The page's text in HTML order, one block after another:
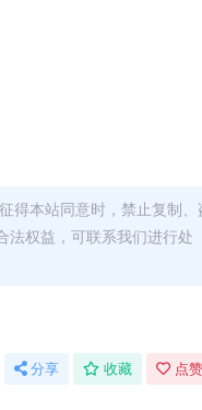
得本站同意时，禁止复制、
法权益，可联系我们进行处
分享 收藏 点